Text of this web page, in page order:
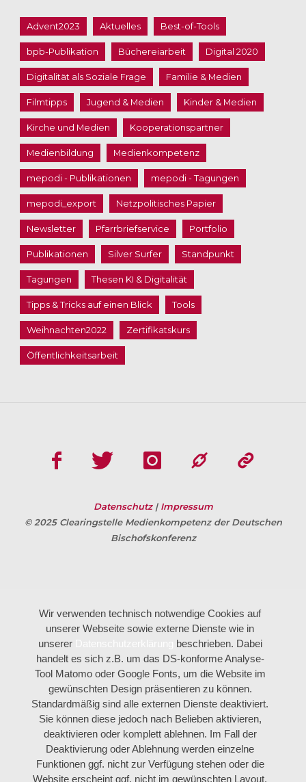
Advent2023 Aktuelles Best-of-Tools
bpb-Publikation Büchereiarbeit Digital 2020
Digitalität als Soziale Frage Familie & Medien
Filmtipps Jugend & Medien Kinder & Medien
Kirche und Medien Kooperationspartner
Medienbildung Medienkompetenz
mepodi - Publikationen mepodi - Tagungen
mepodi_export Netzpolitisches Papier
Newsletter Pfarrbriefservice Portfolio
Publikationen Silver Surfer Standpunkt
Tagungen Thesen KI & Digitalität
Tipps & Tricks auf einen Blick Tools
Weihnachten2022 Zertifikatskurs
Öffentlichkeitsarbeit
Datenschutz | Impressum
© 2025 Clearingstelle Medienkompetenz der Deutschen
Bischofskonferenz
Wir verwenden technisch notwendige Cookies auf
unserer Webseite sowie externe Dienste wie in
unserer
beschrieben. Dabei
handelt es sich z.B. um das DS-konforme Analyse-
Tool Matomo oder Google Fonts, um die Website im
gewünschten Design präsentieren zu können.
Standardmäßig sind alle externen Dienste deaktiviert.
Sie können diese jedoch nach Belieben aktivieren,
deaktivieren oder komplett ablehnen. Im Fall der
Deaktivierung oder Ablehnung werden einzelne
Funktionen ggf. nicht zur Verfügung stehen oder die
Website erscheint ggf. nicht im gewünschten Layout.